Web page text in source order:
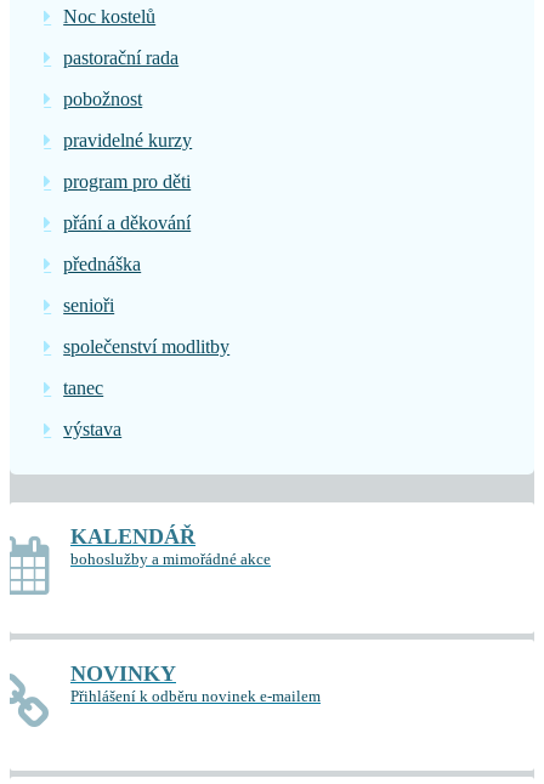
Noc kostelů
pastorační rada
pobožnost
pravidelné kurzy
program pro děti
přání a děkování
přednáška
senioři
společenství modlitby
tanec
výstava
KALENDÁŘ
bohoslužby a mimořádné akce
NOVINKY
Přihlášení k odběru novinek e-mailem